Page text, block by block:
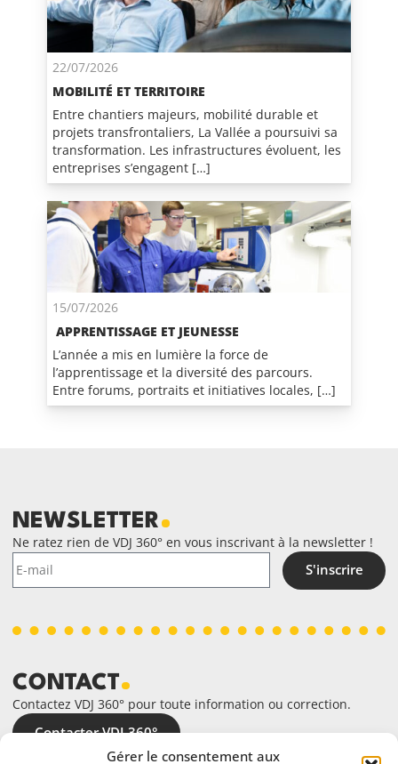
Gérer le consentement aux
22/07/2026
MOBILITÉ ET TERRITOIRE
Entre chantiers majeurs, mobilité durable et
projets transfrontaliers, La Vallée a poursuivi sa
transformation. Les infrastructures évoluent, les
entreprises s’engagent […]
15/07/2026
APPRENTISSAGE ET JEUNESSE
L’année a mis en lumière la force de
l’apprentissage et la diversité des parcours.
Entre forums, portraits et initiatives locales, […]
NEWSLETTER
Ne ratez rien de VDJ 360° en vous inscrivant à la newsletter !
S'inscrire
CONTACT
Contactez VDJ 360° pour toute information ou correction.
Contacter VDJ 360°